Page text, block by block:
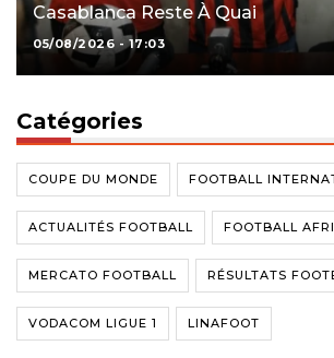
Casablanca Reste À Quai
05/08/2026 - 17:03
Catégories
COUPE DU MONDE FOOTBALL
ACTUALITÉS FOOTBALL FOOTBALL
MERCATO FOOTBALL RÉSULTATS
VODACOM LIGUE 1 LINAFOOT